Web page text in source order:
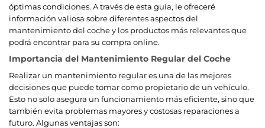
óptimas condiciones. A través de esta guía, le ofreceré
información valiosa sobre diferentes aspectos del
mantenimiento del coche y los productos más relevantes que
podrá encontrar para su compra online.
Importancia del Mantenimiento Regular del Coche
Realizar un mantenimiento regular es una de las mejores
decisiones que puede tomar como propietario de un vehículo.
Esto no solo asegura un funcionamiento más eficiente, sino que
también evita problemas mayores y costosas reparaciones a
futuro. Algunas ventajas son: